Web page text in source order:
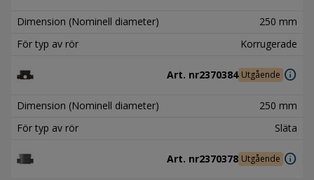
Dimension (Nominell diameter)
250 mm
För typ av rör
Korrugerade
Art. nr2370384 Utgående info
Dimension (Nominell diameter)
250 mm
För typ av rör
Släta
Art. nr2370378 Utgående info